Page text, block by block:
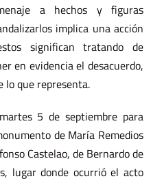
a hechos y figuras
implica una acción
significan tratando de
en evidencia el desacuerdo,
lo que representa.
5 de septiembre para
de María Remedios
Castelao, de Bernardo de
lugar donde ocurrió el acto